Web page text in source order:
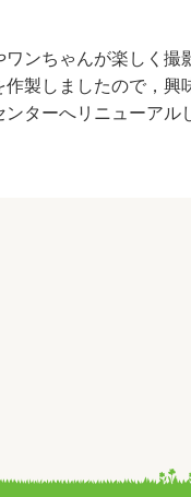
ンちゃんが楽しく撮
製しましたので，興
ターへリニューアル